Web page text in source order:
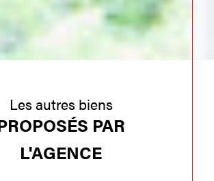
Les autres biens
PAR
L'AGENCE